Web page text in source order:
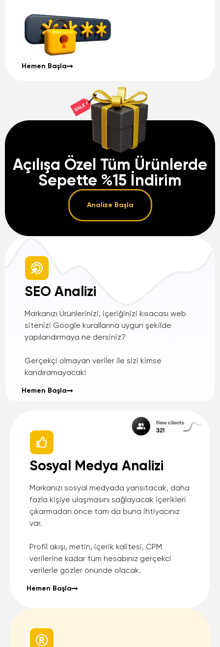
Hemen Başla
Açılışa Özel Tüm Ürünlerde
Sepette %15 İndirim
Analize Başla
SEO Analizi
Markanızı Ürünlerinizi, içeriğinizi kısacası web
sitenizi Google kurallarına uygun şekilde
yapılandırmaya ne dersiniz?
Gerçekçi olmayan veriler ile sizi kimse
kandıramayacak!
Hemen Başla
Sosyal Medya Analizi
Markanızı sosyal medyada yansıtacak, daha
fazla kişiye ulaşmasını sağlayacak içerikleri
çıkarmadan önce tam da buna ihtiyacınız
var.
Profil akışı, metin, içerik kalitesi, CPM
verilerine kadar tüm hesabınız gerçekci
verilerle gözler önünde olacak.
Hemen Başla